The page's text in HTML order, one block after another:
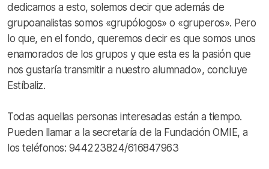
dedicamos a esto, solemos decir que además de
grupoanalistas somos «grupólogos» o «gruperos». Pero
lo que, en el fondo, queremos decir es que somos unos
enamorados de los grupos y que esta es la pasión que
nos gustaría transmitir a nuestro alumnado», concluye
Estíbaliz.
Todas aquellas personas interesadas están a tiempo.
Pueden llamar a la secretaría de la Fundación OMIE, a
los teléfonos: 944223824/616847963